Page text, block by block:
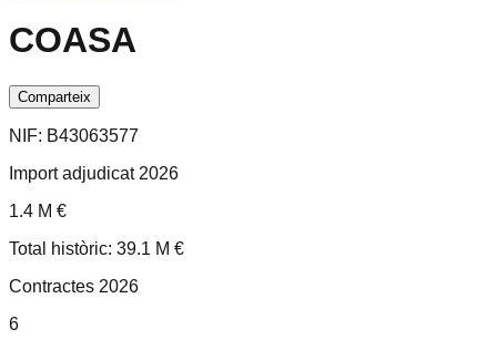
COASA
Comparteix
NIF: B43063577
Import adjudicat 2026
1.4 M €
Total històric: 39.1 M €
Contractes 2026
6